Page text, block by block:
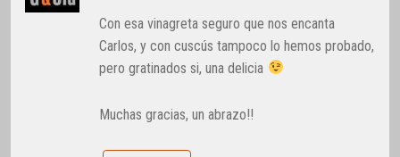
Con esa vinagreta seguro que nos encanta
Carlos, y con cuscús tampoco lo hemos probado,
pero gratinados si, una delicia
Muchas gracias, un abrazo!!